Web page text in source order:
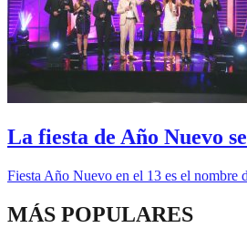
La fiesta de Año Nuevo
Fiesta Año Nuevo en el 13 es el nombre
MÁS POPULARES